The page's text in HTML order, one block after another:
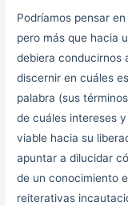
Podríamos pensar
pero más que hacia
debiera conducirnos
discernir en cuáles
palabra (sus
de cuáles intereses
viable hacia su
apuntar a dilucidar
de un conocimiento
reiterativas